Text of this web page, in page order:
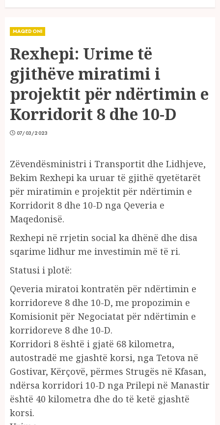
MAQEDONI
Rexhepi: Urime të
gjithëve miratimi i
projektit për ndërtimin e
Korridorit 8 dhe 10-D
07/03/2023
Zëvendësministri i Transportit dhe Lidhjeve,
Bekim Rexhepi ka uruar të gjithë qyetëtarët
për miratimin e projektit për ndërtimin e
Korridorit 8 dhe 10-D nga Qeveria e
Maqedonisë.
Rexhepi në rrjetin social ka dhënë dhe disa
sqarime lidhur me investimin më të ri.
Statusi i plotë:
Qeveria miratoi kontratën për ndërtimin e
korridoreve 8 dhe 10-D, me propozimin e
Komisionit për Negociatat për ndërtimin e
korridoreve 8 dhe 10-D.
Korridori 8 është i gjatë 68 kilometra,
autostradë me gjashtë korsi, nga Tetova në
Gostivar, Kërçovë, përmes Strugës në Kfasan,
ndërsa korridori 10-D nga Prilepi në Manastir
është 40 kilometra dhe do të ketë gjashtë
korsi.